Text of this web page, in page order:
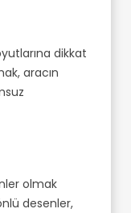
dikkat
aracın
olmak
desenler,